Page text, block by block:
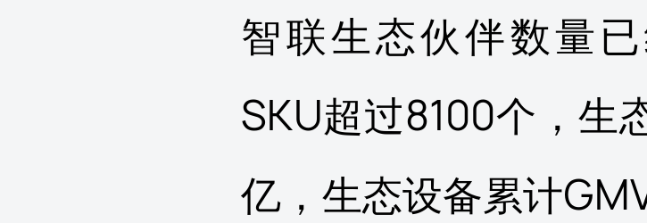
智联生态伙伴数量
SKU超过8100个，生
亿，生态设备累计